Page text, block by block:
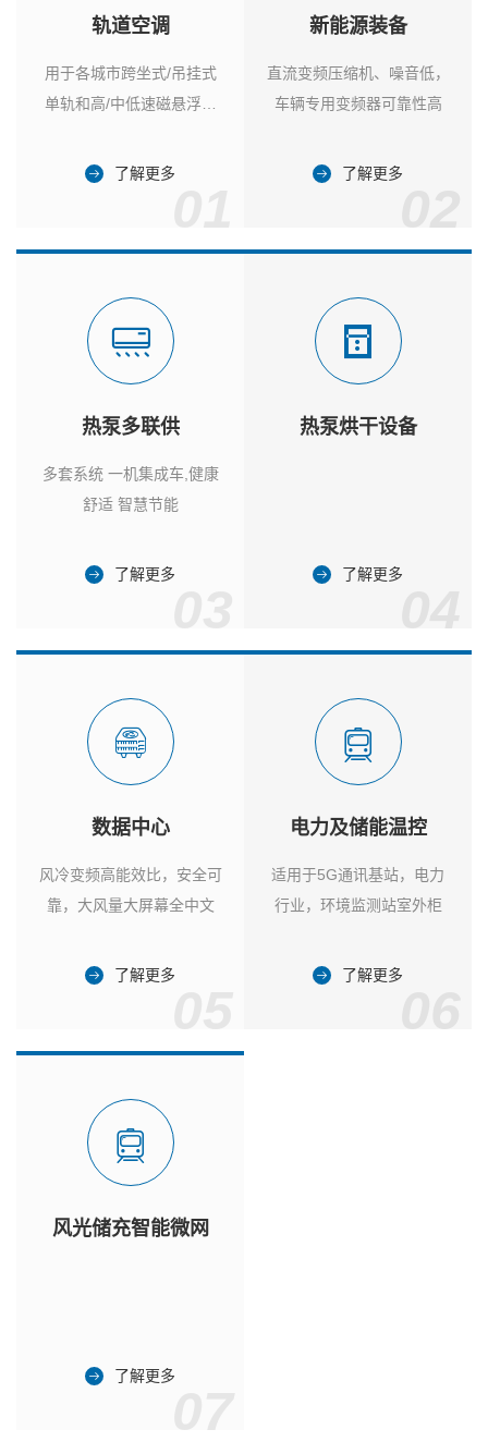
轨道空调
用于各城市跨坐式/吊挂式
单轨和高/中低速磁悬浮列
了解更多
新能源装备
直流变频压缩机、噪音低，
车辆专用变频器可靠性高
了解更多
热泵多联供
多套系统 一机集成车,健康
舒适 智慧节能
了解更多
热泵烘干设备
了解更多
数据中心
风冷变频高能效比，安全可
靠，大风量大屏幕全中文
了解更多
电力及储能温控
适用于5G通讯基站，电力
行业，环境监测站室外柜
了解更多
风光储充智能微网
了解更多